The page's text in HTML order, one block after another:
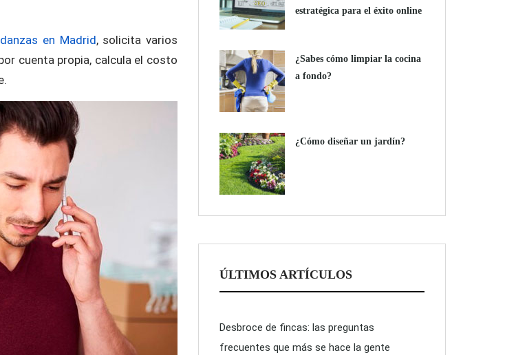
en Madrid, solicita varios
cuenta propia, calcula el costo
estratégica para el éxito online
¿Sabes cómo limpiar la cocina
a fondo?
¿Cómo diseñar un jardín?
ÚLTIMOS ARTÍCULOS
Desbroce de fincas: las preguntas
frecuentes que más se hace la gente